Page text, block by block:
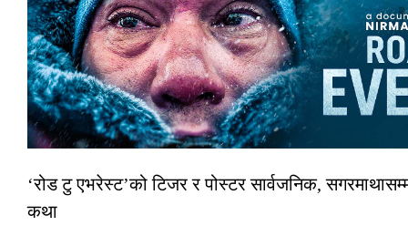
‘रोड टु एभरेस्ट’को टिजर र पोस्टर सार्वजनिक,
कथा